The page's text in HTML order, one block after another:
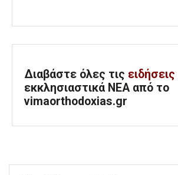
Διαβάστε όλες τις ειδήσεις
εκκλησιαστικά ΝΕΑ από το
vimaorthodoxias.gr